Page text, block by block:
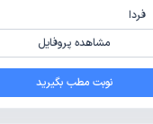
فردا
مشاهده پروفایل
نوبت مطب بگیرید